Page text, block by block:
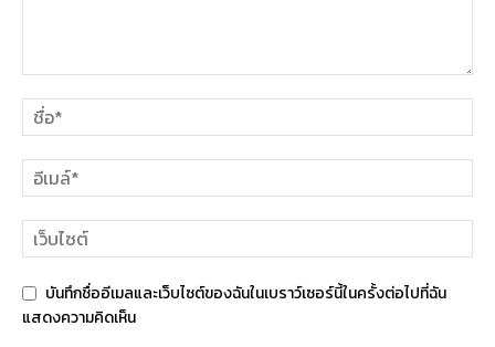
บันทึกชื่ออีเมลและเว็บไซต์ของฉันในเบราว์เซอร์นี้ในครั้งต่อไปที่ฉัน
แสดงความคิดเห็น